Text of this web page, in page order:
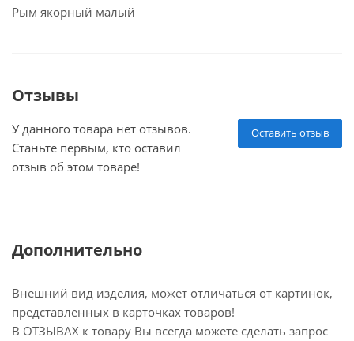
Рым якорный малый
Отзывы
Оставить отзыв
У данного товара нет отзывов.
Станьте первым, кто оставил
отзыв об этом товаре!
Дополнительно
Внешний вид изделия, может отличаться от картинок,
представленных в карточках товаров!
В ОТЗЫВАХ к товару Вы всегда можете сделать запрос